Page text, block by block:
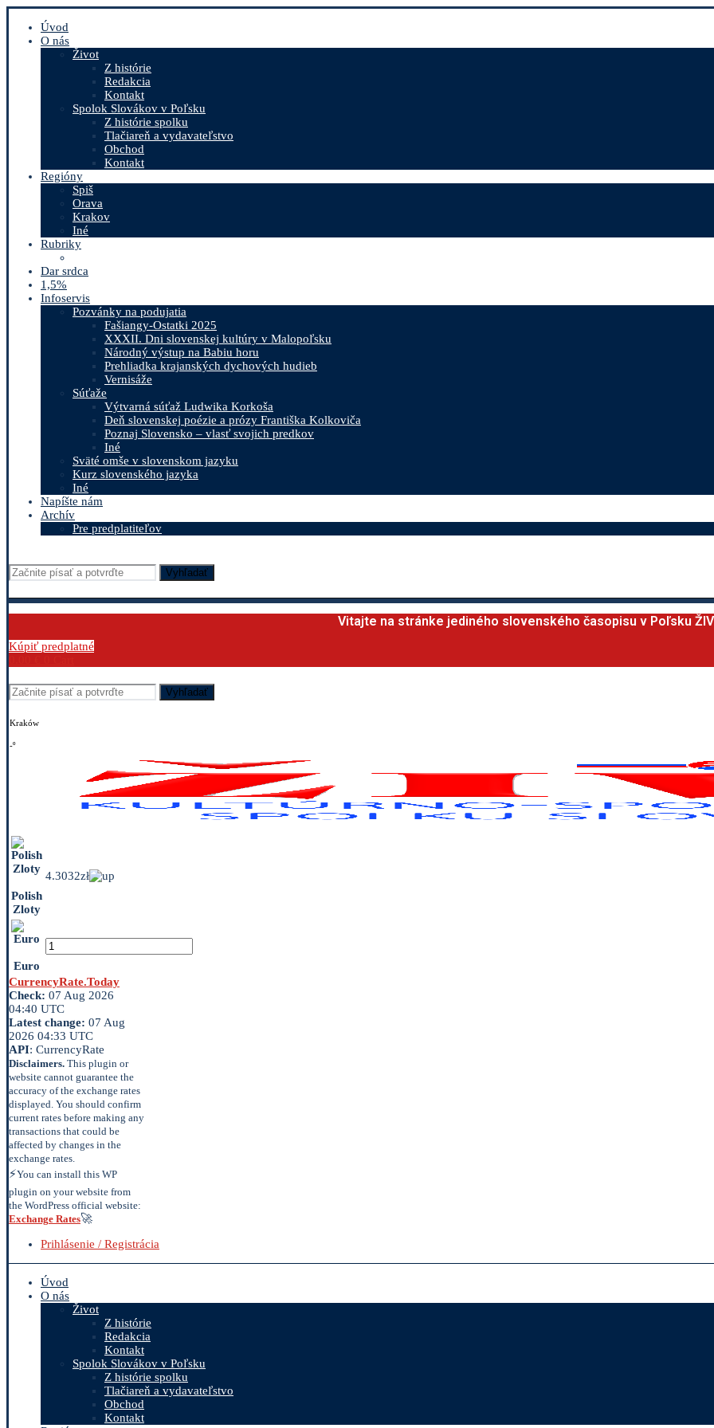
Úvod
O nás
Život
Z histórie
Redakcia
Kontakt
Spolok Slovákov v Poľsku
Z histórie spolku
Tlačiareň a vydavateľstvo
Obchod
Kontakt
Regióny
Spiš
Orava
Krakov
Iné
Rubriky
Dar srdca
1,5%
Infoservis
Pozvánky na podujatia
Fašiangy-Ostatki 2025
XXXII. Dni slovenskej kultúry v Malopoľsku
Národný výstup na Babiu horu
Prehliadka krajanských dychových hudieb
Vernisáže
Súťaže
Výtvarná súťaž Ludwika Korkoša
Deň slovenskej poézie a prózy Františka Kolkoviča
Poznaj Slovensko – vlasť svojich predkov
Iné
Sväté omše v slovenskom jazyku
Kurz slovenského jazyka
Iné
Napíšte nám
Archív
Pre predplatiteľov
Vyhľadať
Vitajte na stránke jediného slovenského časopisu v Poľsku
Kúpiť predplatné
Vyhľadať
Kraków
-º
Polish
Zloty
4.3032zł
Euro
CurrencyRate.Today
Check: 07 Aug 2026
04:40 UTC
Latest change: 07 Aug
2026 04:33 UTC
API: CurrencyRate
Disclaimers. This plugin or
website cannot guarantee the
accuracy of the exchange rates
displayed. You should confirm
current rates before making any
transactions that could be
affected by changes in the
exchange rates.
⚡You can install this WP
plugin on your website from
the WordPress official website:
Exchange Rates🚀
Prihlásenie / Registrácia
Úvod
O nás
Život
Z histórie
Redakcia
Kontakt
Spolok Slovákov v Poľsku
Z histórie spolku
Tlačiareň a vydavateľstvo
Obchod
Kontakt